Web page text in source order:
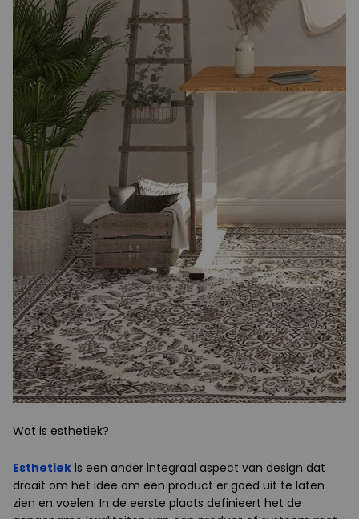
Wat is esthetiek?
Esthetiek is een ander integraal aspect van design dat
draait om het idee om een product er goed uit te laten
zien en voelen. In de eerste plaats definieert het de